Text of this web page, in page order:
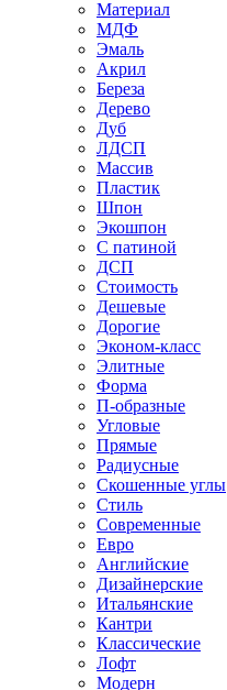
Материал
МДФ
Эмаль
Акрил
Береза
Дерево
Дуб
ЛДСП
Массив
Пластик
Шпон
Экошпон
С патиной
ДСП
Стоимость
Дешевые
Дорогие
Эконом-класс
Элитные
Форма
П-образные
Угловые
Прямые
Радиусные
Скошенные углы
Стиль
Современные
Евро
Английские
Дизайнерские
Итальянские
Кантри
Классические
Лофт
Модерн